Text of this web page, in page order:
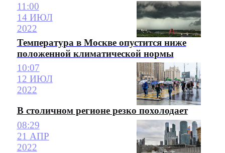
11:00
14 ИЮЛ
2022
Температура в Москве опустится ниже
положенной климатической нормы
10:07
12 ИЮЛ
2022
В столичном регионе резко похолодает
08:29
21 АПР
2022